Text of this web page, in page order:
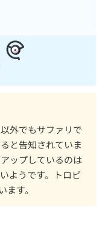
外でもサファリで
と告知されていま
ップしているのは
ようです。トロピ
ます。